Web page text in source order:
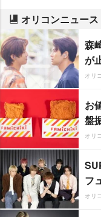
オリコンニュー
森
が
オリ
お
盤
オリ
フ
オリ